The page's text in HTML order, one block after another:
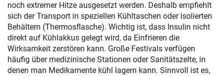
noch extremer Hitze ausgesetzt werden. Deshalb empfiehlt
sich der Transport in speziellen Kühltaschen oder isolierten
Behältern (Thermosflasche). Wichtig ist, dass Insulin nicht
direkt auf Kühlakkus gelegt wird, da Einfrieren die
Wirksamkeit zerstören kann. Große Festivals verfügen
häufig über medizinische Stationen oder Sanitätszelte, in
denen man Medikamente kühl lagern kann. Sinnvoll ist es,